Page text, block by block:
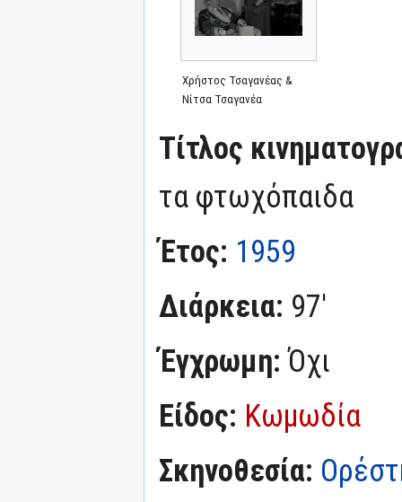
Χρήστος Τσαγανέας &
Νίτσα Τσαγανέα
Τίτλος
τα φτωχόπαιδα
Έτος: 1959
Διάρκεια: 97'
Έγχρωμη:Όχι
Είδος: Κωμωδία
Σκηνοθεσία: